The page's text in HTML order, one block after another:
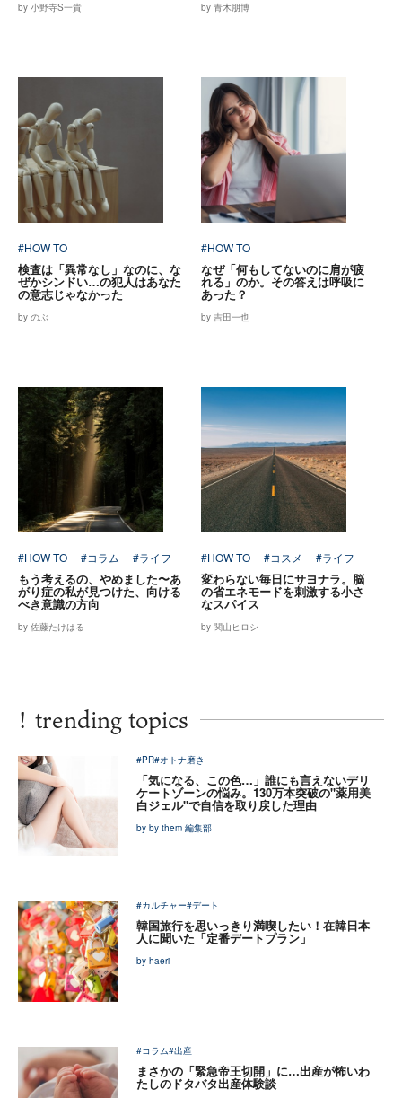
by 小野寺S一貴 by 青木朋博
#HOW TO
検査は「異常なし」なのに、な
ぜかシンドい…の犯人はあなた
の意志じゃなかった
by のぶ
#HOW TO
なぜ「何もしてないのに肩が疲
れる」のか。その答えは呼吸に
あった？
by 吉田一也
#HOW TO #コラム #ライフ
もう考えるの、やめました〜あ
がり症の私が見つけた、向ける
べき意識の方向
by 佐藤たけはる
#HOW TO #コスメ #ライフ
変わらない毎日にサヨナラ。脳
の省エネモードを刺激する小さ
なスパイス
by 関山ヒロシ
! trending topics
#PR#オトナ磨き
「気になる、この色…」誰にも言えないデリ
ケートゾーンの悩み。130万本突破の"薬用美
白ジェル"で自信を取り戻した理由
by by them 編集部
#カルチャー#デート
韓国旅行を思いっきり満喫したい！在韓日本
人に聞いた「定番デートプラン」
by haeri
#コラム#出産
まさかの「緊急帝王切開」に…出産が怖いわ
たしのドタバタ出産体験談